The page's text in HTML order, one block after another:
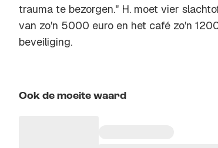
trauma te bezorgen." H. moet vier
van zo'n 5000 euro en het café zo'n
beveiliging.
Ook de moeite waard